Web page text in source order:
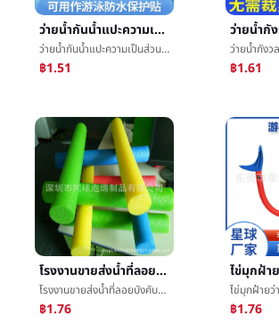
ว่ายน้ำกันน้ำแปะความเป็นส่วนตัวสำนักงานป้องกันแปะæ°´เกี่ยวกับสวรรค์เด็กหญิงPUกังวลแปะระบายอากาศได้ดีจุ๊บผิวแปะผู้ใหญ่
ว่ายน้ำกันน้ำแปะความเป็นส่วนตัวสำนักงานป้องกันแปะæ°´เกี่ยวกับสวรรค์เด็กหญิงPUกังวลแปะระบายอากาศได้ดีจุ๊บผิวแปะผู้ใหญ่
฿1.51 ฿1.61
โรงงานขายส่งน้ำที่ลอยบังคับว่ายน้ำติดEPEไข่มุกฝ้ายเสา20MMโฟมæµ®บังคับว่ายน้ำติด
โรงงานขายส่งน้ำที่ลอยบังคับว่ายน้ำติดEPEไข่มุกฝ้ายเสา20MMโฟมæµ®บังคับว่ายน้ำติด
฿1.76 ฿1.76